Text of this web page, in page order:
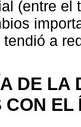
(entre el
a
DE LA
EL